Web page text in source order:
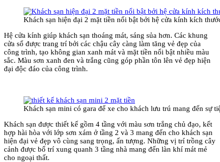
Khách sạn hiện đại 2 mặt tiền nổi bật bởi hệ cửa kính kích
Hệ cửa kính giúp khách sạn thoáng mát, sáng sủa hơn. Các khung
cửa sổ được trang trí bởi các chậu cây càng làm tăng vẻ đẹp của
công trình, tạo không gian xanh mát và mặt tiền nổi bật nhiều màu
sắc. Màu sơn xanh đen và trắng cũng góp phần tôn lên vẻ đẹp hiện
đại độc đáo của công trình.
Khách sạn mini có gara để xe cho khách lưu trú mang đến sự
Khách sạn được thiết kế gồm 4 tầng với màu sơn trắng chủ đạo, kết
hợp hài hòa với lớp sơn xám ở tầng 2 và 3 mang đến cho khách sạn
hiện đại vẻ đẹp vô cùng sang trọng, ấn tượng. Những vị trí trồng cây
cảnh được bố trí xung quanh 3 tầng nhà mang đến làn khí mát mẻ
cho ngoại thất.